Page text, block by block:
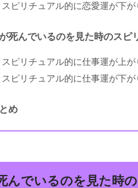
スピリチュアル的に恋愛運が下
死んでいるのを見た時のスピ
スピリチュアル的に仕事運が上
スピリチュアル的に仕事運が下
め
んでいるのを見た時